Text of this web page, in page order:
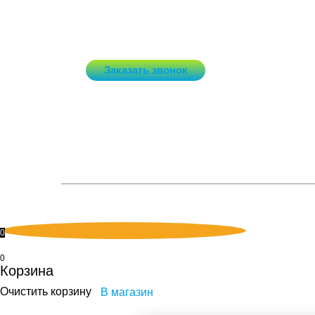
Заказать звонок
0
0
Корзина
Очистить корзину В магазин